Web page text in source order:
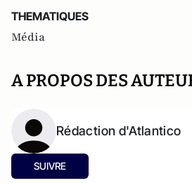
THEMATIQUES
Média
A PROPOS DES
Rédaction d'Atlantico
SUIVRE